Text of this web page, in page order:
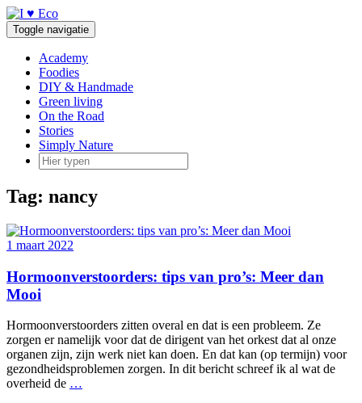
Doorgaan
naar
inhoud
Toggle navigatie
Academy
Foodies
DIY & Handmade
Green living
On the Road
Stories
Simply Nature
Tag: nancy
1 maart 2022
Hormoonverstoorders: tips van pro’s: Meer dan
Mooi
Hormoonverstoorders zitten overal en dat is een probleem. Ze
zorgen er namelijk voor dat de dirigent van het orkest dat al onze
organen zijn, zijn werk niet kan doen. En dat kan (op termijn) voor
gezondheidsproblemen zorgen. In dit bericht schreef ik al wat de
overheid de …